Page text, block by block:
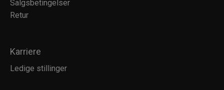
Salgsbetingelser
Retur
Karriere
Ledige stillinger